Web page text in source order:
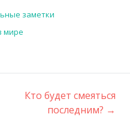
заметки
мире
Кто будет смеяться
последним? →